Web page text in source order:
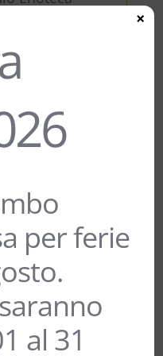
verdi).
non
e
ORDINI A
puoi anche
per ferie
al 31
×